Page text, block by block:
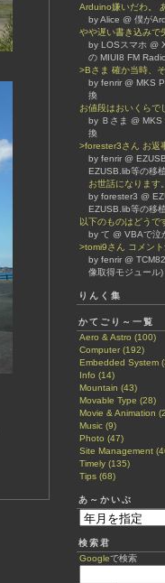
Arduino嫌いだわ。
by Alice @ 僕が
やや遅い書き込みで
by LOSスマホ @
の MIUI8 FM
>Bさま 確か当時、
by fenrir @ MKS
換
お値段はおいくらで
by Ｂさま @
換
>forester3さん お返
by fenrir @
EZUSB.lib等の移植
お世話になります
by forester3 @
EZUSB.lib等の移植
以下のものはどうで
by て @ VBAで泣
>tomi9さん コメン
by fenrir @
像取得モジュール
りんく集
かてごり～一覧
Aero & Astro (100)
Computer (192)
Embedded System
Info (14)
Mountain (43)
Movable Type (28)
Movie & Animation
Music (9)
Photo (47)
Site Management
Timely (135)
Tips (68)
あ～かいぶ
検索君
Googleで検索